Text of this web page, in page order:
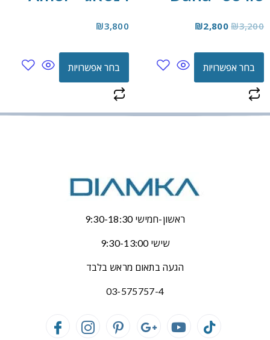
₪3,200
₪2,800
בחר אפשרויות
₪3,800
בחר אפשרויות
ראשון-חמישי 9:30-18:30
שישי 9:30-13:00
הגעה בתאום מראש בלבד
03-575757-4